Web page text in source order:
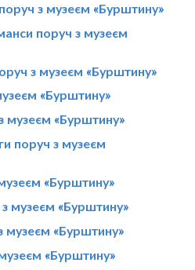
з музеєм «Бурштину»
поруч з музеєм
з музеєм «Бурштину»
«Бурштину»
музеєм «Бурштину»
поруч з музеєм
«Бурштину»
музеєм «Бурштину»
музеєм «Бурштину»
«Бурштину»